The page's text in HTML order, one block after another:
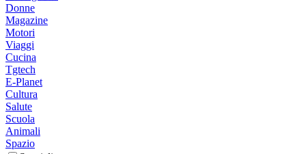
Donne
Magazine
Motori
Viaggi
Cucina
Tgtech
E-Planet
Cultura
Salute
Scuola
Animali
Spazio